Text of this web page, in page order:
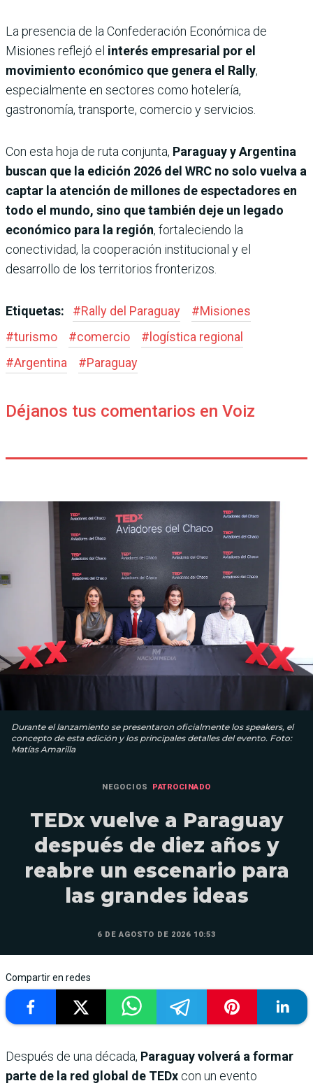
La presencia de la Confederación Económica de
Misiones reflejó el interés empresarial por el
movimiento económico que genera el Rally,
especialmente en sectores como hotelería,
gastronomía, transporte, comercio y servicios.
Con esta hoja de ruta conjunta, Paraguay y Argentina
buscan que la edición 2026 del WRC no solo vuelva a
captar la atención de millones de espectadores en
todo el mundo, sino que también deje un legado
económico para la región, fortaleciendo la
conectividad, la cooperación institucional y el
desarrollo de los territorios fronterizos.
Etiquetas: #Rally del Paraguay #Misiones
#turismo #comercio # logística regional
#Argentina #Paraguay
Déjanos tus comentarios en Voiz
Durante el lanzamiento se presentaron oficialmente los speakers, el
concepto de esta edición y los principales detalles del evento. Foto:
Matías Amarilla
NEGOCIOS PATROCINADO
TEDx vuelve a Paraguay
después de diez años y
reabre un escenario para
las grandes ideas
6 DE AGOSTO DE 2026 10:53
Compartir en redes
Después de una década, Paraguay volverá a formar
parte de la red global de TEDx con un evento